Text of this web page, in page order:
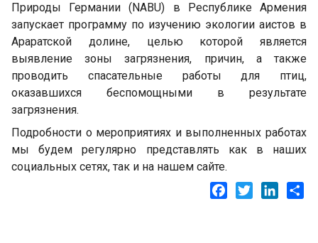
Природы Германии (NABU) в Республике Армения
запускает программу по изучению экологии аистов в
Араратской долине, целью которой является
выявление зоны загрязнения, причин, а также
проводить спасательные работы для птиц,
оказавшихся беспомощными в результате
загрязнения.
Подробности о мероприятиях и выполненных работах
мы будем регулярно представлять как в наших
социальных сетях, так и на нашем сайте.
Facebook
Twitter